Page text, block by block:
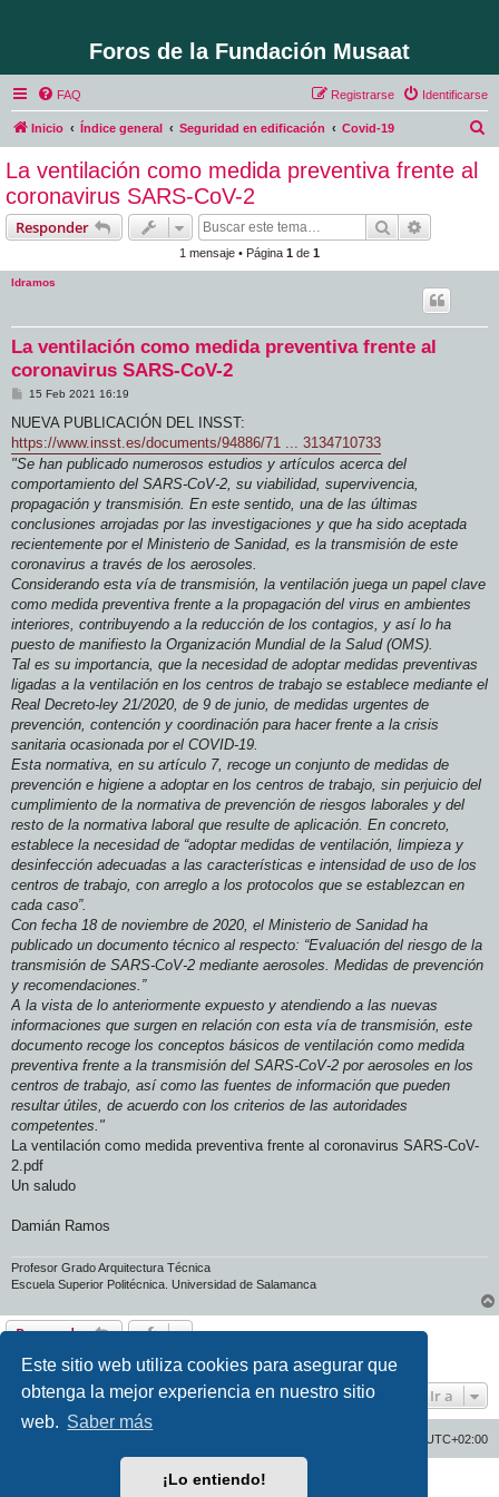
Este sitio web utiliza cookies para asegurar que
obtenga la mejor experiencia en nuestro sitio
web. Saber más
¡Lo entiendo!
Foros de la Fundación Musaat
FAQ Identificarse
Registrarse
Inicio Índice general Seguridad en edificación Covid-19
La ventilación como medida preventiva frente al
coronavirus SARS-CoV-2
Responder Buscar
1 mensaje • Página 1 de 1
ldramos
La ventilación como medida preventiva frente al
coronavirus SARS-CoV-2
M
n
a
j
e
15 Feb 2021 16:19
NUEVA PUBLICACIÓN DEL INSST:
https://www.insst.es/documents/94886/71 ... 3134710733
"Se han publicado numerosos estudios y artículos acerca del
comportamiento del SARS-CoV-2, su viabilidad, supervivencia,
propagación y transmisión. En este sentido, una de las últimas
conclusiones arrojadas por las investigaciones y que ha sido aceptada
recientemente por el Ministerio de Sanidad, es la transmisión de este
coronavirus a través de los aerosoles.
Considerando esta vía de transmisión, la ventilación juega un papel clave
como medida preventiva frente a la propagación del virus en ambientes
interiores, contribuyendo a la reducción de los contagios, y así lo ha
puesto de manifiesto la Organización Mundial de la Salud (OMS).
Tal es su importancia, que la necesidad de adoptar medidas preventivas
ligadas a la ventilación en los centros de trabajo se establece mediante el
Real Decreto-ley 21/2020, de 9 de junio, de medidas urgentes de
prevención, contención y coordinación para hacer frente a la crisis
sanitaria ocasionada por el COVID-19.
Esta normativa, en su artículo 7, recoge un conjunto de medidas de
prevención e higiene a adoptar en los centros de trabajo, sin perjuicio del
cumplimiento de la normativa de prevención de riesgos laborales y del
resto de la normativa laboral que resulte de aplicación. En concreto,
establece la necesidad de “adoptar medidas de ventilación, limpieza y
desinfección adecuadas a las características e intensidad de uso de los
centros de trabajo, con arreglo a los protocolos que se establezcan en
cada caso”.
Con fecha 18 de noviembre de 2020, el Ministerio de Sanidad ha
publicado un documento técnico al respecto: “Evaluación del riesgo de la
transmisión de SARS-CoV-2 mediante aerosoles. Medidas de prevención
y recomendaciones.”
A la vista de lo anteriormente expuesto y atendiendo a las nuevas
informaciones que surgen en relación con esta vía de transmisión, este
documento recoge los conceptos básicos de ventilación como medida
preventiva frente a la transmisión del SARS-CoV-2 por aerosoles en los
centros de trabajo, así como las fuentes de información que pueden
resultar útiles, de acuerdo con los criterios de las autoridades
competentes."
La ventilación como medida preventiva frente al coronavirus SARS-CoV-
2.pdf
Un saludo
Damián Ramos
Profesor Grado Arquitectura Técnica
Escuela Superior Politécnica. Universidad de Salamanca
Responder
1 mensaje • Página de 1
Ir a
UTC+02:00
Desarrollado porphpBB® Forum Software © phpBB Limited